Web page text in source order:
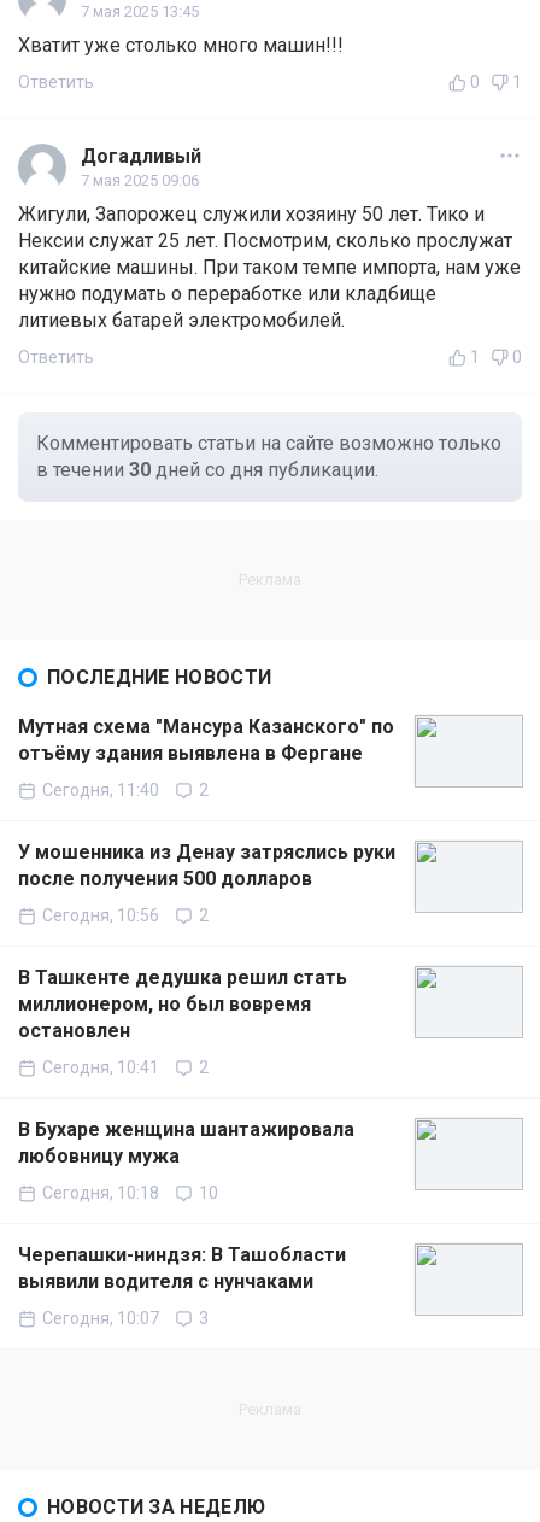
7 мая 2025 13:45
Хватит уже столько много машин!!!
Ответить 0 1
Догадливый
7 мая 2025 09:06
Жигули, Запорожец служили хозяину 50 лет. Тико и
Нексии служат 25 лет. Посмотрим, сколько прослужат
китайские машины. При таком темпе импорта, нам уже
нужно подумать о переработке или кладбище
литиевых батарей электромобилей.
Ответить 1 0
Комментировать статьи на сайте возможно только
в течении 30 дней со дня публикации.
ПОСЛЕДНИЕ НОВОСТИ
Мутная схема "Мансура Казанского" по
отъёму здания выявлена в Фергане
Сегодня, 11:40 2
У мошенника из Денау затряслись руки
после получения 500 долларов
Сегодня, 10:56 2
В Ташкенте дедушка решил стать
миллионером, но был вовремя
остановлен
Сегодня, 10:41 2
В Бухаре женщина шантажировала
любовницу мужа
Сегодня, 10:18 10
Черепашки-ниндзя: В Ташобласти
выявили водителя с нунчаками
Сегодня, 10:07 3
НОВОСТИ ЗА НЕДЕЛЮ